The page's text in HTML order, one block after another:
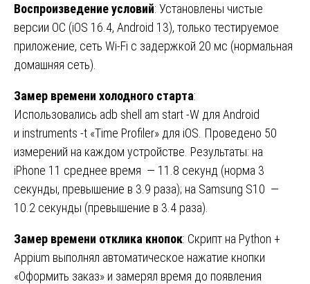
Воспроизведение условий: Установлены чистые
версии ОС (iOS 16.4, Android 13), только тестируемое
приложение, сеть Wi-Fi с задержкой 20 мс (нормальная
домашняя сеть).
Замер времени холодного старта:
Использовались adb shell am start -W для Android
и instruments -t «Time Profiler» для iOS. Проведено 50
измерений на каждом устройстве. Результаты: на
iPhone 11 среднее время — 11.8 секунд (норма 3
секунды, превышение в 3.9 раза); на Samsung S10 —
10.2 секунды (превышение в 3.4 раза).
Замер времени отклика кнопок: Скрипт на Python +
Appium выполнял автоматическое нажатие кнопки
«Оформить заказ» и замерял время до появления